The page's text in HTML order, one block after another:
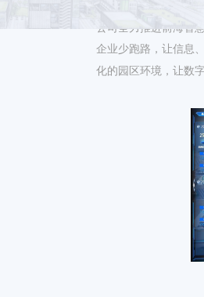
公司全力推进前海智
企业少跑路，让信息
化的园区环境，让数